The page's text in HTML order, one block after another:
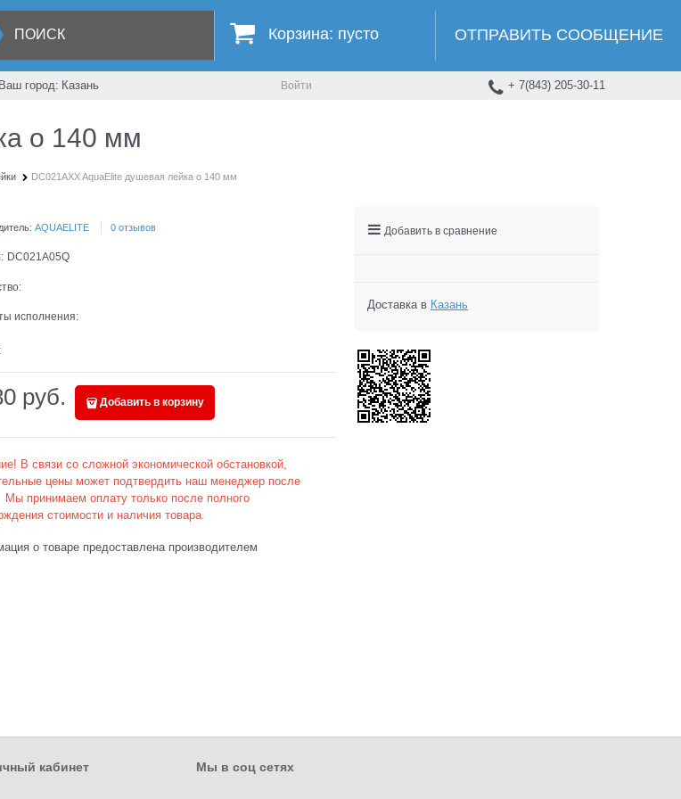
Корзина: пусто ОТПРАВИТЬ СООБЩЕНИЕ
Ваш город: Казань Войти + 7(843) 205-30-11
o 140 мм
DC021AXX AquaElite душевая лейка o 140 мм
AQUAELITE 0 отзывов
DC021A05Q
исполнения:
руб. Добавить в корзину
В связи со сложной экономической обстановкой,
цены может подтвердить наш менеджер после
Мы принимаем оплату только после полного
стоимости и наличия товара.
о товаре предоставлена производителем
Добавить в сравнение
Доставка в Казань
кабинет Мы в соц сетях